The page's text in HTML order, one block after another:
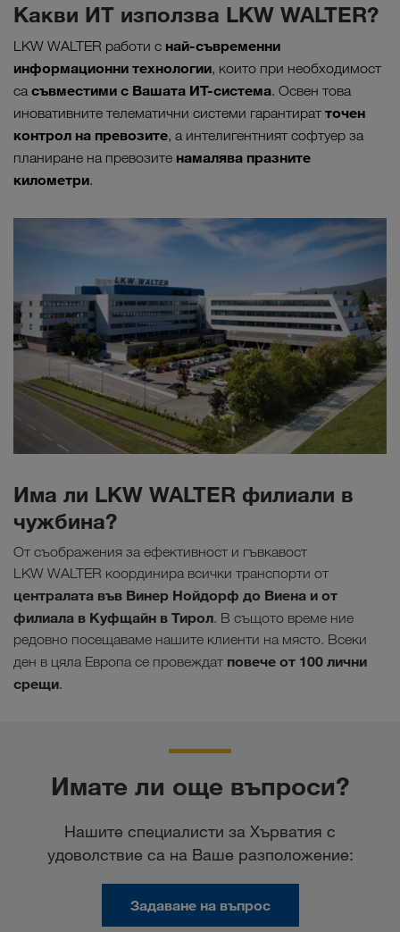
Какви ИТ използва LKW WALTER?
LKW WALTER работи с най-съвременни
информационни технологии, които при необходимост
са съвместими с Вашата ИТ-система. Освен това
иновативните телематични системи гарантират точен
контрол на превозите, а интелигентният софтуер за
планиране на превозите намалява празните
километри.
Има ли LKW WALTER филиали в
чужбина?
От съображения за ефективност и гъвкавост
LKW WALTER координира всички транспорти от
централата във Винер Нойдорф до Виена и от
филиала в Куфщайн в Тирол. В същото време ние
редовно посещаваме нашите клиенти на място. Всеки
ден в цяла Европа се провеждат повече от 100 лични
срещи.
Имате ли още въпроси?
Нашите специалисти за Хърватия с
удоволствие са на Ваше разположение:
Задаване на въпрос